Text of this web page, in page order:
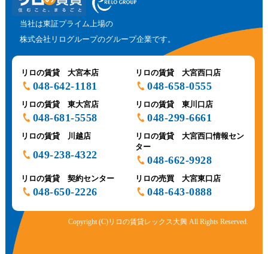
当社は東証プライム上場の
株式会社リログループのグループ企業です。
リロの賃貸 大宮本店
048-642-1181
リロの賃貸 大宮西口店
048-658-0555
リロの賃貸 東大宮店
048-681-5558
リロの賃貸 東川口店
048-299-6661
リロの賃貸 川越店
049-238-4322
リロの賃貸 大宮西口情報セン
ター
048-662-9928
リロの賃貸 契約センター
048-650-2226
リロの売買 大宮東口店
048-643-0888
Copyright (C)リロの賃貸レックス大興 All Rights Reserved.